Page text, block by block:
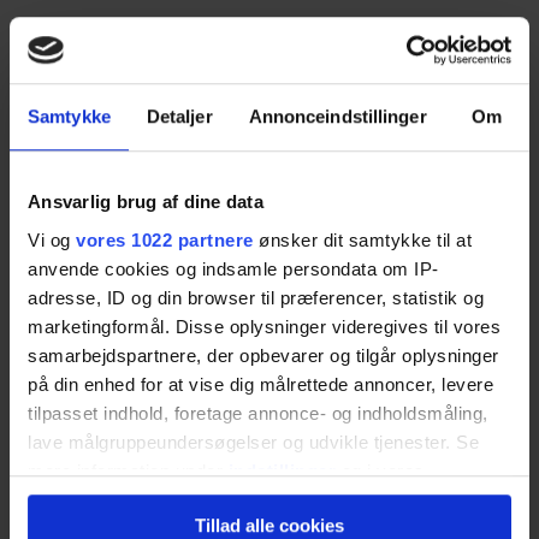
Samtykke Detaljer Annonceindstillinger Om
Ansvarlig brug af dine data
Vi og vores 1022 partnere ønsker dit samtykke til at
anvende cookies og indsamle persondata om IP-
adresse, ID og din browser til præferencer, statistik og
marketingformål. Disse oplysninger videregives til vores
samarbejdspartnere, der opbevarer og tilgår oplysninger
på din enhed for at vise dig målrettede annoncer, levere
tilpasset indhold, foretage annonce- og indholdsmåling,
lave målgruppeundersøgelser og udvikle tjenester. Se
mere information underindstillingerog i vores
persondatapolitik. Du kan altid trække dit samtykke
tilbage eller ændre indstillinger fra vores
Tillad alle cookies
kontaktet af op til fire ejendomsmæglere, som kan
give dig en realistisk salgsvurdering og tilbud på
boligsalg.
andre mæglere om dig som kunde, så du får deres
bedste og mest konkurrencedygtige tilbud.
Med Ejendomsmægler.dk er det nemt at finde den
rigtige mægler i Aabybro. Det er gratis, og du
binder dig ikke til noget. Du bestemmer helt selv,
om du takker ja til et tilbud eller ej.
Spar tid
Spild ikke tiden med at indhente tilbud. Lad
professionelle og lokalkendte ejendomsmæglere
kontakte dig med gode tilbud.
Spar penge
Ejendomsmæglerne ved, at de konkurrerer om dig
som kunde. Du kan være sikker på, at de giver dig
deres bedste tilbud.